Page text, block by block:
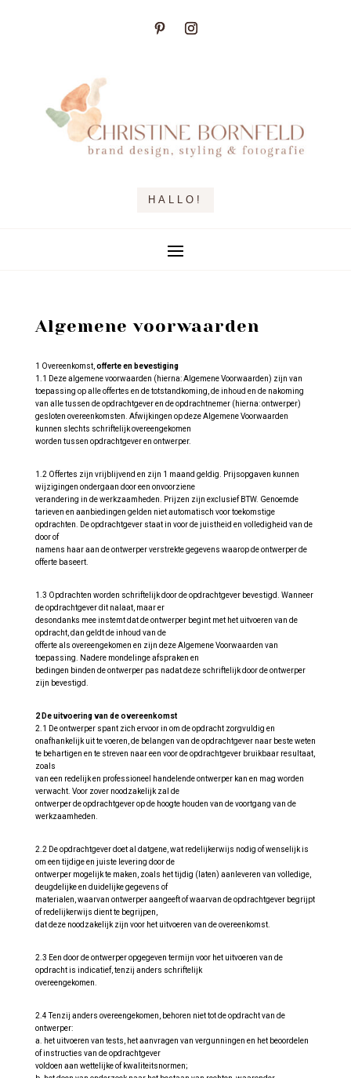
HALLO!
Algemene voorwaarden
1 Overeenkomst,offerte en bevestiging
1.1 Deze algemene voorwaarden (hierna: Algemene Voorwaarden) zijn van
toepassing op alle offertes en de totstandkoming, de inhoud en de nakoming
van alle tussen de opdrachtgever en de opdrachtnemer (hierna: ontwerper)
gesloten overeenkomsten. Afwijkingen op deze Algemene Voorwaarden
kunnen slechts schriftelijk overeengekomen
worden tussen opdrachtgever en ontwerper.
1.2 Offertes zijn vrijblijvend en zijn 1 maand geldig. Prijsopgaven kunnen
wijzigingen ondergaan door een onvoorziene
verandering in de werkzaamheden. Prijzen zijn exclusief BTW. Genoemde
tarieven en aanbiedingen gelden niet automatisch voor toekomstige
opdrachten. De opdrachtgever staat in voor de juistheid en volledigheid van de
door of
namens haar aan de ontwerper verstrekte gegevens waarop de ontwerper de
offerte baseert.
1.3 Opdrachten worden schriftelijk door de opdrachtgever bevestigd. Wanneer
de opdrachtgever dit nalaat, maar er
desondanks mee instemt dat de ontwerper begint met het uitvoeren van de
opdracht, dan geldt de inhoud van de
offerte als overeengekomen en zijn deze Algemene Voorwaarden van
toepassing. Nadere mondelinge afspraken en
bedingen binden de ontwerper pas nadat deze schriftelijk door de ontwerper
zijn bevestigd.
2 De uitvoering van de overeenkomst
2.1 De ontwerper spant zich ervoor in om de opdracht zorgvuldig en
onafhankelijk uit te voeren, de belangen van de opdrachtgever naar beste weten
te behartigen en te streven naar een voor de opdrachtgever bruikbaar resultaat,
zoals
van een redelijk en professioneel handelende ontwerper kan en mag worden
verwacht. Voor zover noodzakelijk zal de
ontwerper de opdrachtgever op de hoogte houden van de voortgang van de
werkzaamheden.
2.2 De opdrachtgever doet al datgene, wat redelijkerwijs nodig of wenselijk is
om een tijdige en juiste levering door de
ontwerper mogelijk te maken, zoals het tijdig (laten) aanleveren van volledige,
deugdelijke en duidelijke gegevens of
materialen, waarvan ontwerper aangeeft of waarvan de opdrachtgever begrijpt
of redelijkerwijs dient te begrijpen,
dat deze noodzakelijk zijn voor het uitvoeren van de overeenkomst.
2.3 Een door de ontwerper opgegeven termijn voor het uitvoeren van de
opdracht is indicatief, tenzij anders schriftelijk
overeengekomen.
2.4 Tenzij anders overeengekomen, behoren niet tot de opdracht van de
ontwerper:
a. het uitvoeren van tests, het aanvragen van vergunningen en het beoordelen
of instructies van de opdrachtgever
voldoen aan wettelijke of kwaliteitsnormen;